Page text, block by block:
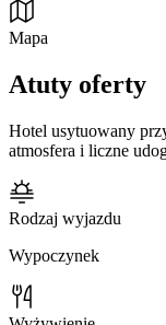
Mapa
Atuty oferty
Hotel usytuowany
atmosfera i liczne
Rodzaj wyjazdu
Wypoczynek